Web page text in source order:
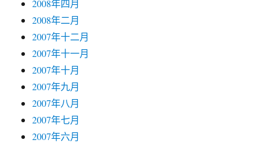
2008年四月
2008年二月
2007年十二月
2007年十一月
2007年十月
2007年九月
2007年八月
2007年七月
2007年六月